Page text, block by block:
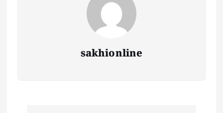
sakhionline